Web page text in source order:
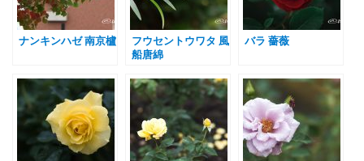
ナンキンハゼ 南京櫨
フウセントウワタ 風
船唐綿
バラ 薔薇